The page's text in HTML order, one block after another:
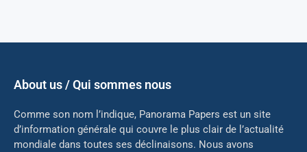
About us / Qui sommes nous
Comme son nom l’indique, Panorama Papers est un site
d’information générale qui couvre le plus clair de l’actualité
mondiale dans toutes ses déclinaisons. Nous avons